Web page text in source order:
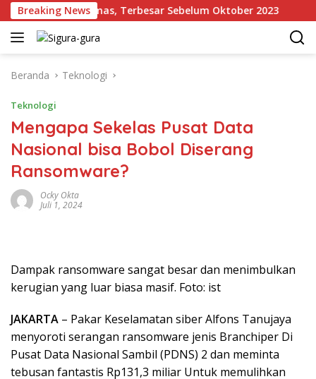
Langsung
ke
konten
Breaking News
Emas, Terbesar Sebelum Oktober 2023
Beranda Teknologi
Teknologi
Mengapa Sekelas Pusat Data
Nasional bisa Bobol Diserang
Ransomware?
Ocky Okta
Juli 1, 2024
Dampak ransomware sangat besar dan menimbulkan
kerugian yang luar biasa masif. Foto: ist
JAKARTA – Pakar Keselamatan siber Alfons Tanujaya
menyoroti serangan ransomware jenis Branchiper Di
Pusat Data Nasional Sambil (PDNS) 2 dan meminta
tebusan fantastis Rp131,3 miliar Untuk memulihkan